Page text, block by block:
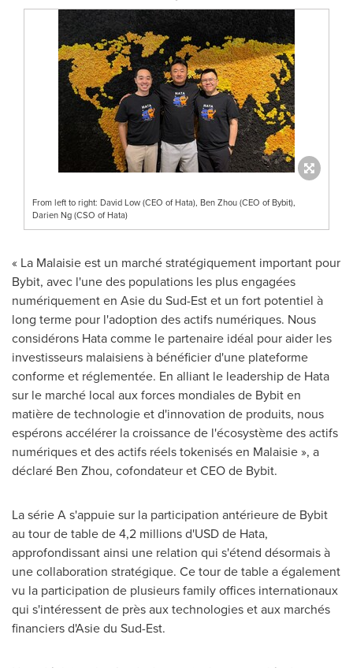
From left to right: David Low (CEO of Hata), Ben Zhou (CEO of Bybit),
Darien Ng (CSO of Hata)
« La Malaisie est un marché stratégiquement important pour
Bybit, avec l'une des populations les plus engagées
numériquement en Asie du Sud-Est et un fort potentiel à
long terme pour l'adoption des actifs numériques. Nous
considérons Hata comme le partenaire idéal pour aider les
investisseurs malaisiens à bénéficier d'une plateforme
conforme et réglementée. En alliant le leadership de Hata
sur le marché local aux forces mondiales de Bybit en
matière de technologie et d'innovation de produits, nous
espérons accélérer la croissance de l'écosystème des actifs
numériques et des actifs réels tokenisés en Malaisie », a
déclaré Ben Zhou, cofondateur et CEO de Bybit.
La série A s'appuie sur la participation antérieure de Bybit
au tour de table de 4,2 millions d'USD de Hata,
approfondissant ainsi une relation qui s'étend désormais à
une collaboration stratégique. Ce tour de table a également
vu la participation de plusieurs family offices internationaux
qui s'intéressent de près aux technologies et aux marchés
financiers d'Asie du Sud-Est.